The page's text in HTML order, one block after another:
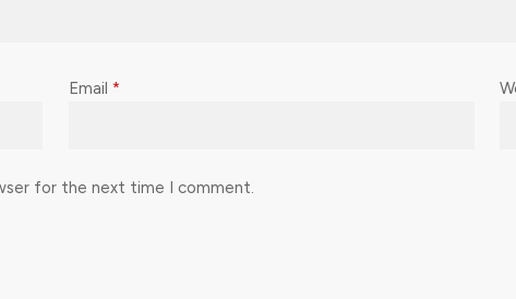
Email *
for the next time I comment.